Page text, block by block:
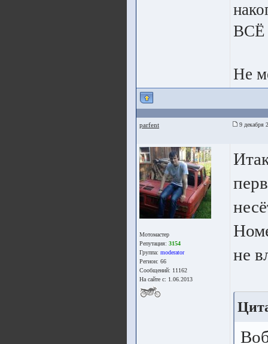
Не
parfent 9 декабря
Мотомастер
Репутация: 3154
Группа: moderator
Регион: 66
Сообщений: 11162
На сайте с: 1.06.2013
не